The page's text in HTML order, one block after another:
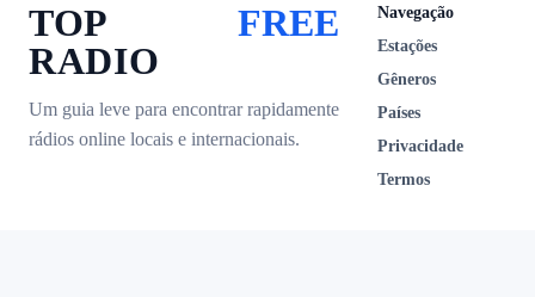
TOP
RADIO
FREE
Um guia leve para encontrar rapidamente
rádios online locais e internacionais.
Navegação
Estações
Gêneros
Países
Privacidade
Termos